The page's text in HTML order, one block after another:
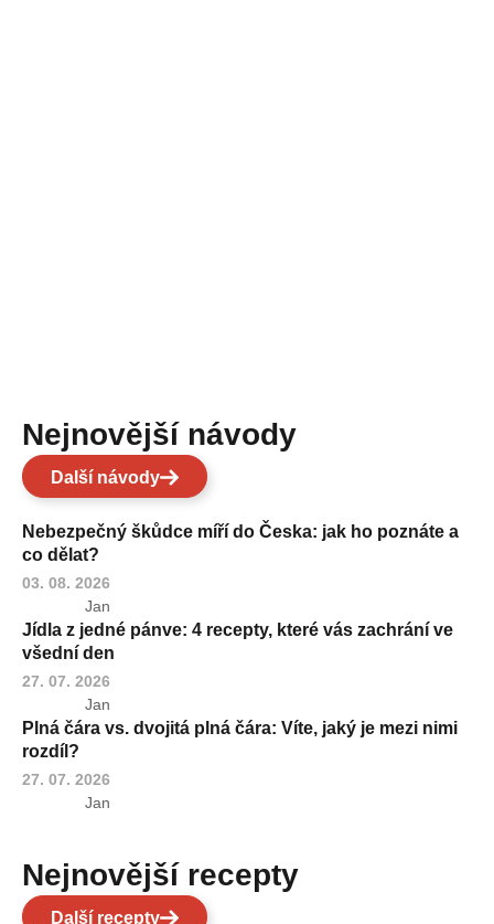
Nejnovější návody
Další návody
Nebezpečný škůdce míří do Česka: jak ho poznáte a
co dělat?
03. 08. 2026
Jan
Jídla z jedné pánve: 4 recepty, které vás zachrání ve
všední den
27. 07. 2026
Jan
Plná čára vs. dvojitá plná čára: Víte, jaký je mezi nimi
rozdíl?
27. 07. 2026
Jan
Nejnovější recepty
Další recepty